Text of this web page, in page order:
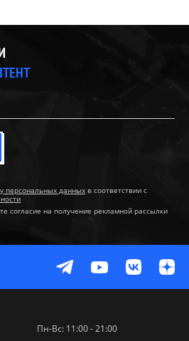
персональных данных в соответствии с
согласие на получение рекламной рассылки
Пн-Вс: 11:00 - 21:00